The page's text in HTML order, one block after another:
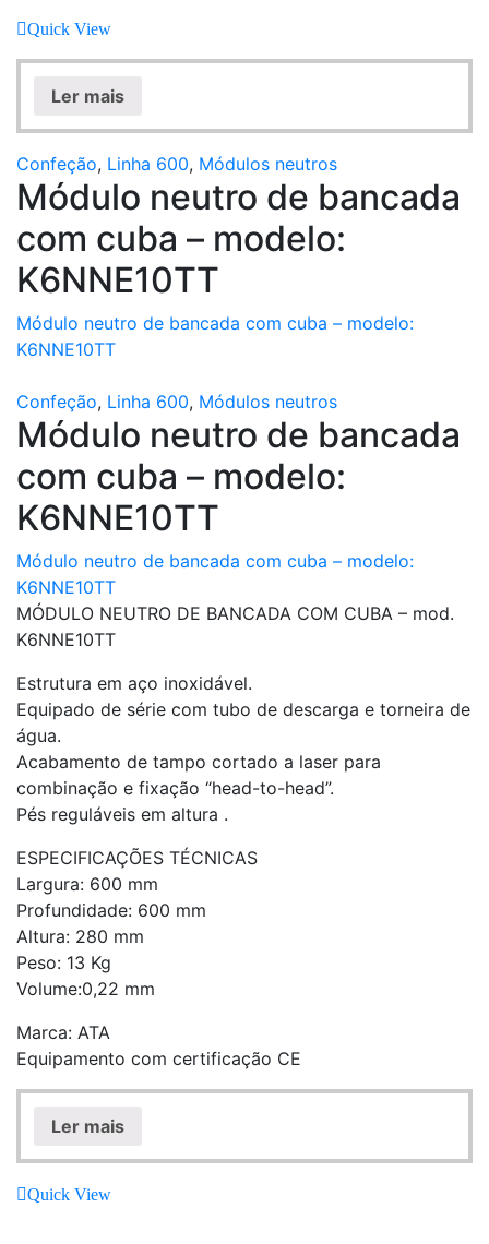
Quick View
Ler mais
Confeção, Linha 600, Módulos neutros
Módulo neutro de bancada
com cuba – modelo:
K6NNE10TT
Módulo neutro de bancada com cuba – modelo:
K6NNE10TT
Confeção, Linha 600, Módulos neutros
Módulo neutro de bancada
com cuba – modelo:
K6NNE10TT
Módulo neutro de bancada com cuba – modelo:
K6NNE10TT
MÓDULO NEUTRO DE BANCADA COM CUBA – mod.
K6NNE10TT
Estrutura em aço inoxidável.
Equipado de série com tubo de descarga e torneira de
água.
Acabamento de tampo cortado a laser para
combinação e fixação “head-to-head”.
Pés reguláveis em altura .
ESPECIFICAÇÕES TÉCNICAS
Largura: 600 mm
Profundidade: 600 mm
Altura: 280 mm
Peso: 13 Kg
Volume:0,22 mm
Marca: ATA
Equipamento com certificação CE
Ler mais
Quick View